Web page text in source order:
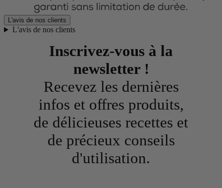
L'avis de nos clients
L'avis de nos clients
Inscrivez-vous à la
newsletter !
Recevez les dernières
infos et offres produits,
de délicieuses recettes et
de précieux conseils
d'utilisation.